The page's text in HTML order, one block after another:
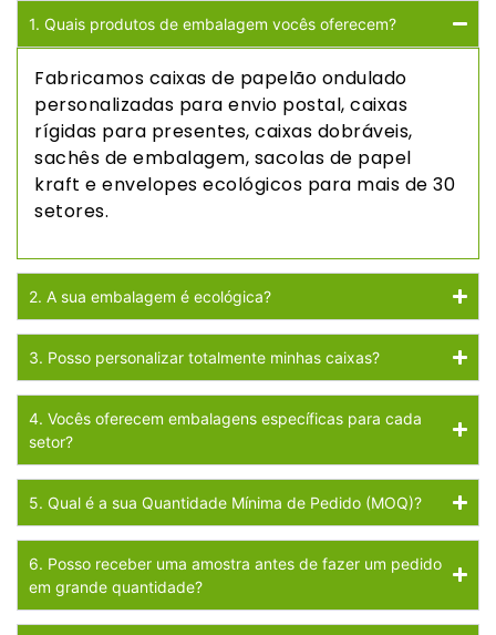
1. Quais produtos de embalagem vocês oferecem?
Fabricamos caixas de papelão ondulado
personalizadas para envio postal, caixas
rígidas para presentes, caixas dobráveis,
sachês de embalagem, sacolas de papel
kraft e envelopes ecológicos para mais de 30
setores.
2. A sua embalagem é ecológica?
3. Posso personalizar totalmente minhas caixas?
4. Vocês oferecem embalagens específicas para cada
setor?
5. Qual é a sua Quantidade Mínima de Pedido (MOQ)?
6. Posso receber uma amostra antes de fazer um pedido
em grande quantidade?